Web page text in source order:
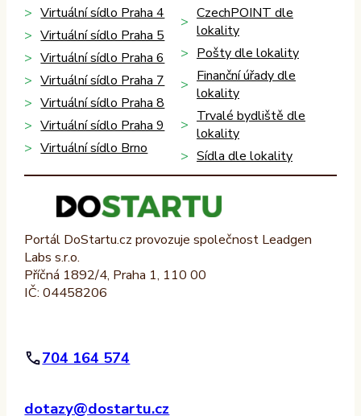
Virtuální sídlo Praha 4
Virtuální sídlo Praha 5
Virtuální sídlo Praha 6
Virtuální sídlo Praha 7
Virtuální sídlo Praha 8
Virtuální sídlo Praha 9
Virtuální sídlo Brno
CzechPOINT dle
lokality
Pošty dle lokality
Finanční úřady dle
lokality
Trvalé bydliště dle
lokality
Sídla dle lokality
Portál DoStartu.cz provozuje společnost Leadgen
Labs s.r.o.
Příčná 1892/4, Praha 1, 110 00
IČ: 04458206
704 164 574
dotazy@dostartu.cz